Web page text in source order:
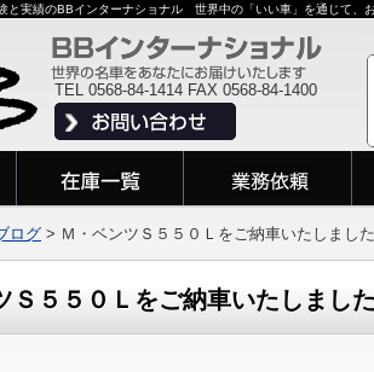
と実績のBBインターナショナル 世界中の「いい車」を通じて、
TEL 0568-84-1414 FAX 0568-84-1400
Ｓ５５０Ｌをご納車いたしまし
ログ > Ｍ・ベンツＳ５５０Ｌをご納車いたしまし